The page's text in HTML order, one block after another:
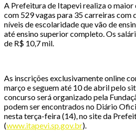
A Prefeitura de Itapevi realiza o maior
com 529 vagas para 35 carreiras com
níveis de escolaridade que vão de
até ensino superior completo. Os
de R$ 10,7 mil.
As inscrições exclusivamente online
março e seguem até 10 de abril pelo
concurso será organizado pela
podem ser encontrados no Diário
nesta terça-feira (14), no site da
(www.itapevi.sp.gov.br).